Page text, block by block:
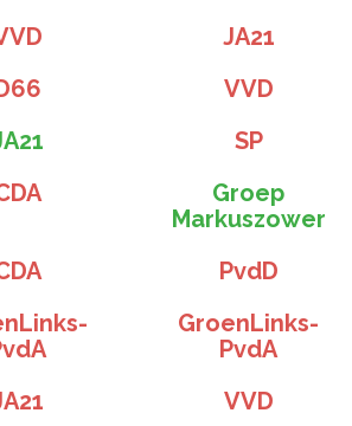
JA21
VVD
SP
Groep
Markuszower
PvdD
GroenLinks-
PvdA
VVD